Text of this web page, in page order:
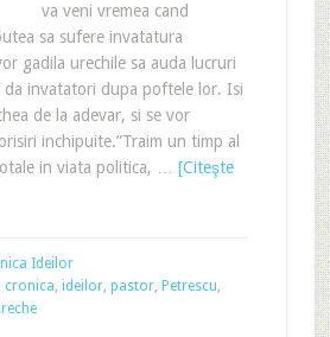
va veni vremea cand
sa sufere invatatura
gadila urechile sa auda lucruri
da invatatori dupa poftele lor. Isi
de la adevar, si se vor
inchipuite.”Traim un timp al
in viata politica, … [Citeşte
Ideilor
cronica, ideilor, pastor, Petrescu,